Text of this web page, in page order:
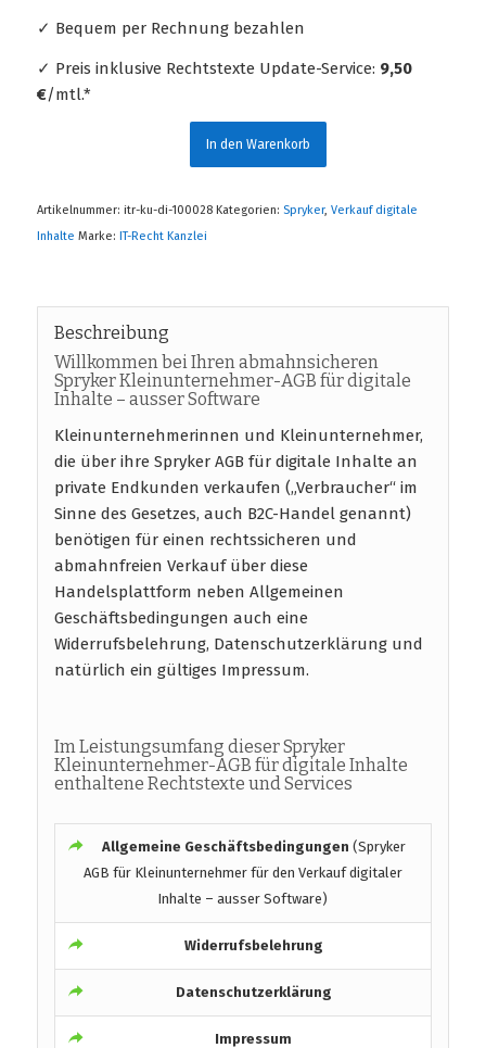
✓ Bequem per Rechnung bezahlen
✓ Preis inklusive Rechtstexte Update-Service: 9,50
€/mtl.*
In den Warenkorb
Artikelnummer: itr-ku-di-100028 Kategorien: Spryker, Verkauf digitale
Inhalte Marke: IT-Recht Kanzlei
Beschreibung
Willkommen bei Ihren abmahnsicheren
Spryker Kleinunternehmer-AGB für digitale
Inhalte – ausser Software
Kleinunternehmerinnen und Kleinunternehmer,
die über ihre Spryker AGB für digitale Inhalte an
private Endkunden verkaufen („Verbraucher“ im
Sinne des Gesetzes, auch B2C-Handel genannt)
benötigen für einen rechtssicheren und
abmahnfreien Verkauf über diese
Handelsplattform neben Allgemeinen
Geschäftsbedingungen auch eine
Widerrufsbelehrung, Datenschutzerklärung und
natürlich ein gültiges Impressum.
Im Leistungsumfang dieser Spryker
Kleinunternehmer-AGB für digitale Inhalte
enthaltene Rechtstexte und Services
Allgemeine Geschäftsbedingungen (Spryker
AGB für Kleinunternehmer für den Verkauf digitaler
Inhalte – ausser Software)
Widerrufsbelehrung
Datenschutzerklärung
Impressum